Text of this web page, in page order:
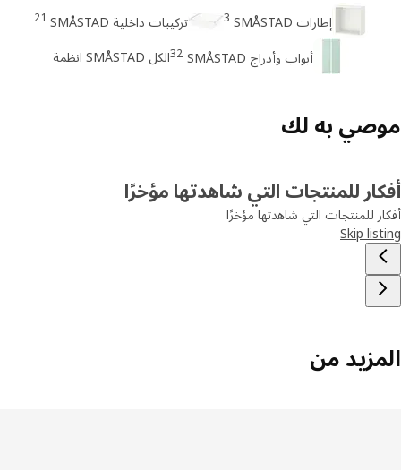
إطارات SMÅSTAD 3 تركيبات داخلية SMÅSTAD 21
أبواب وأدراج SMÅSTAD 32الكل SMÅSTAD انظمة
به لك
للمنتجات التي شاهدتها مؤخرًا
للمنتجات التي شاهدتها مؤخرًا
Skip
من